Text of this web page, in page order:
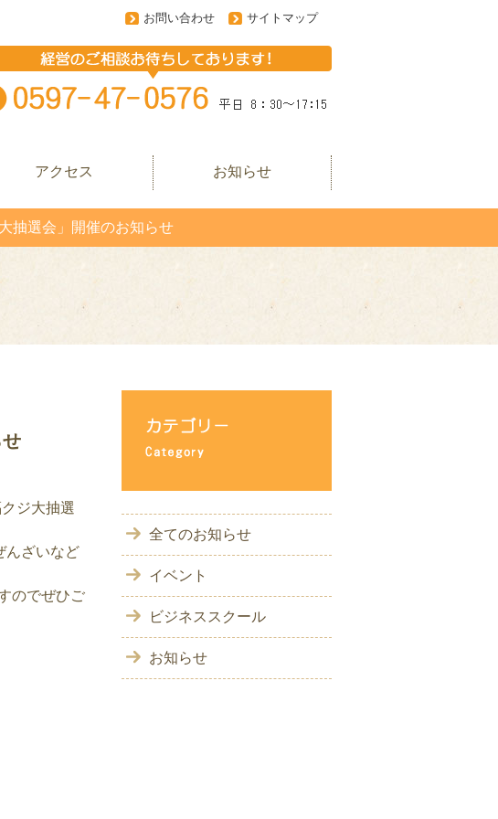
お問い合わせ サイトマップ
アクセス お知らせ
抽選会」開催のお知らせ
ジ大抽選
んざいなど
のでぜひご
全てのお知らせ
イベント
ビジネススクール
お知らせ